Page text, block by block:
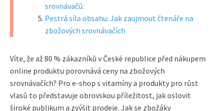
srovnávačů:
Pestrá síla obsahu: Jak zaujmout čtenáře na
zbožových srovnávačích
Víte, že až 80 % zákazníků v České republice před nákupem
online produktu porovnává ceny na zbožových
srovnávačích? Pro e-shop s vitamíny a produkty pro růst
vlasů to představuje obrovskou příležitost, jak oslovit
široké publikum a zvýšit prodeje. Jak se zbožáky